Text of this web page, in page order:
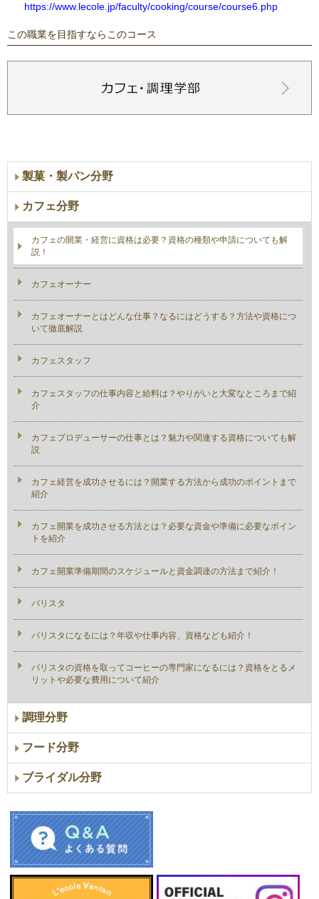
https://www.lecole.jp/faculty/cooking/course/course6.php
この職業を目指すならこのコース
製菓・製パン分野
カフェ分野
カフェの開業・経営に資格は必要？資格の種類や申請についても解
説！
カフェオーナー
カフェオーナーとはどんな仕事？なるにはどうする？方法や資格につ
いて徹底解説
カフェスタッフ
カフェスタッフの仕事内容と給料は？やりがいと大変なところまで紹
介
カフェプロデューサーの仕事とは？魅力や関連する資格についても解
説
カフェ経営を成功させるには？開業する方法から成功のポイントまで
紹介
カフェ開業を成功させる方法とは？必要な資金や準備に必要なポイン
トを紹介
カフェ開業準備期間のスケジュールと資金調達の方法まで紹介！
バリスタ
バリスタになるには？年収や仕事内容、資格なども紹介！
バリスタの資格を取ってコーヒーの専門家になるには？資格をとるメ
リットや必要な費用について紹介
調理分野
フード分野
ブライダル分野